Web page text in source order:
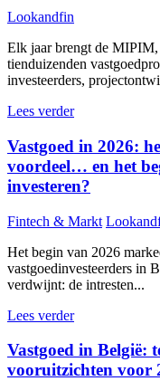
Lookandfin
Elk jaar brengt de MIPIM,
tienduizenden
investeerders,
Lees verder
Vastgoed in 2026:
voordeel… en het
investeren?
Fintech & Markt
Het begin van 2026
vastgoedinvesteerders in
verdwijnt: de intresten...
Lees verder
Vastgoed in België:
vooruitzichten voor